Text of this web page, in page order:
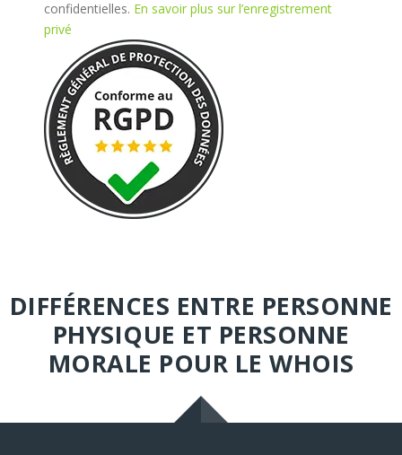
confidentielles. En savoir plus sur l’enregistrement
privé
DIFFÉRENCES ENTRE PERSONNE
PHYSIQUE ET PERSONNE
MORALE POUR LE WHOIS